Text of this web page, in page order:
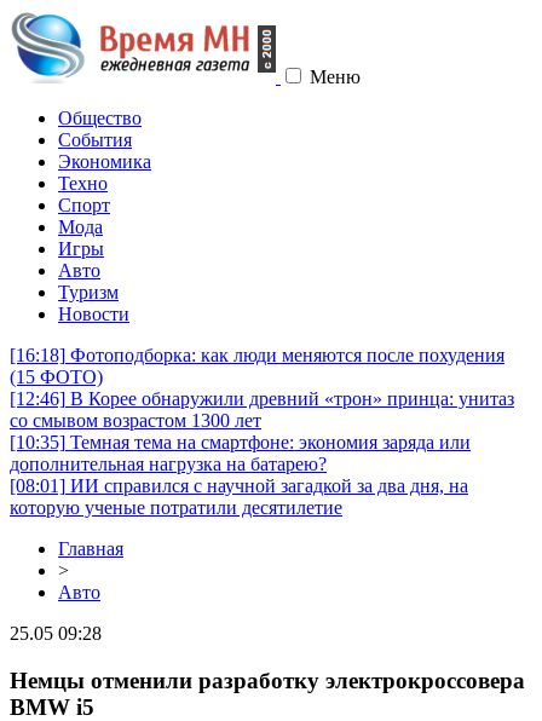
Меню
Общество
События
Экономика
Техно
Спорт
Мода
Игры
Авто
Туризм
Новости
[16:18] Фотоподборка: как люди меняются после похудения
(15 ФОТО)
[12:46] В Корее обнаружили древний «трон» принца: унитаз
со смывом возрастом 1300 лет
[10:35] Темная тема на смартфоне: экономия заряда или
дополнительная нагрузка на батарею?
[08:01] ИИ справился с научной загадкой за два дня, на
которую ученые потратили десятилетие
Главная
>
Авто
25.05 09:28
Немцы отменили разработку электрокроссовера
BMW i5